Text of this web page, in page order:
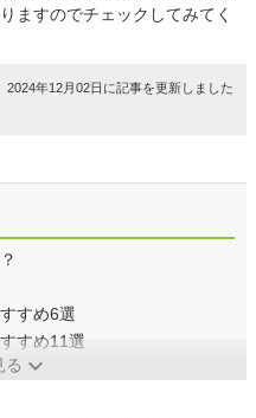
ますのでチェックしてみてく
年12月02日に記事を更新しました
すめ6選
すめ11選
る